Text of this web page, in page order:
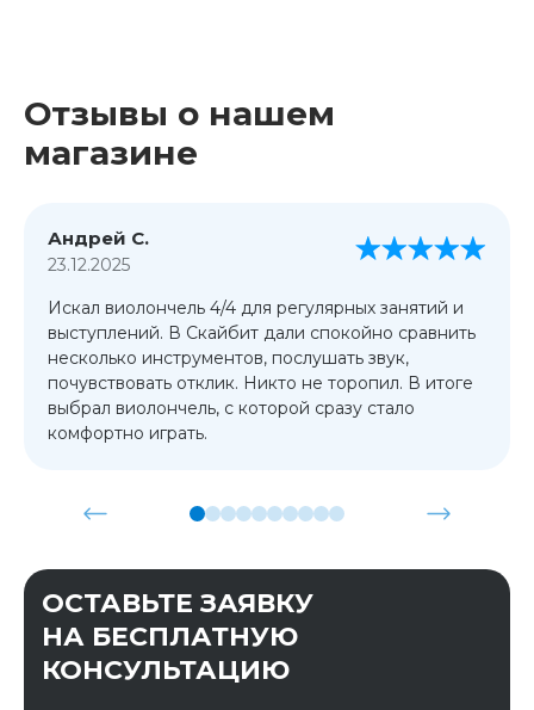
Отзывы о нашем
магазине
Андрей С.
23.12.2025
Искал виолончель 4/4 для регулярных занятий и
выступлений. В Скайбит дали спокойно сравнить
несколько инструментов, послушать звук,
почувствовать отклик. Никто не торопил. В итоге
выбрал виолончель, с которой сразу стало
комфортно играть.
ОСТАВЬТЕ ЗАЯВКУ
НА БЕСПЛАТНУЮ
КОНСУЛЬТАЦИЮ